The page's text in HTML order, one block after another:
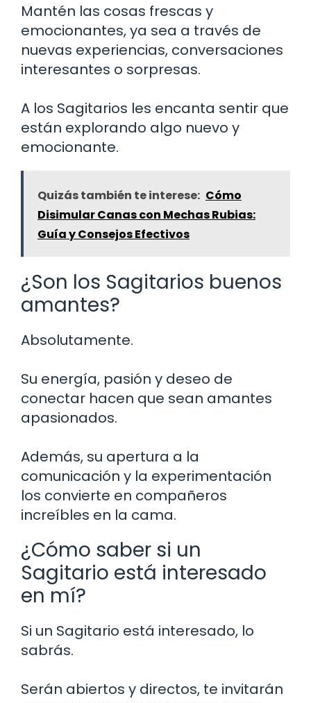
Mantén las cosas frescas y
emocionantes, ya sea a través de
nuevas experiencias, conversaciones
interesantes o sorpresas.
A los Sagitarios les encanta sentir que
están explorando algo nuevo y
emocionante.
Quizás también te interese: Cómo
Disimular Canas con Mechas Rubias:
Guía y Consejos Efectivos
¿Son los Sagitarios buenos
amantes?
Absolutamente.
Su energía, pasión y deseo de
conectar hacen que sean amantes
apasionados.
Además, su apertura a la
comunicación y la experimentación
los convierte en compañeros
increíbles en la cama.
¿Cómo saber si un
Sagitario está interesado
en mí?
Si un Sagitario está interesado, lo
sabrás.
Serán abiertos y directos, te invitarán